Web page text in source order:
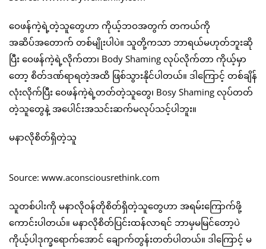
ဝေဖန်ကဲ့ရဲ့တဲ့သူတွေဟာ ကိုယ့်ဘဝအတွက် တကယ်ကို
အဆိပ်အတောက် တစ်မျိုးပါပဲ။ သူတို့ကသာ ဘာရယ်မဟုတ်ဘူးဆို
ပြီး ဝေဖန်ကဲ့ရဲ့လိုက်တာ၊ Body Shaming လုပ်လိုက်တာ ကိုယ့်မှာ
တော့ စိတ်ဒဏ်ရာရတဲ့အထိ ဖြစ်သွားနိုင်ပါတယ်။ ဒါကြောင့် တစ်ချိန်
လုံးလိုက်ပြီး ဝေဖန်ကဲ့ရဲ့တတ်တဲ့သူတွေ၊ Bosy Shaming လုပ်တတ်
တဲ့သူတွေနဲ့ အပေါင်းအသင်းဆက်မလုပ်သင့်ပါဘူး။
မနာလိုစိတ်ရှိတဲ့သူ
Source: www.aconsciousrethink.com
သူတစ်ပါးကို မနာလိုဝန်တိုစိတ်ရှိတဲ့သူတွေဟာ အရမ်းကြောက်ဖို့
ကောင်းပါတယ်။ မနာလိုစိတ်ပြင်းထန်လာရင် ဘာမှမမြင်တော့ပဲ
ကိုယ့်ပါဒုက္ခရောက်အောင် ချောက်တွန်းတတ်ပါတယ်။ ဒါကြောင့် မ